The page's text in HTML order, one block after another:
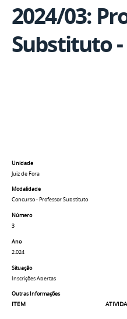
2024/03:
Substituto -
Unidade
Juiz de Fora
Modalidade
Concurso - Professor Substituto
Número
3
Ano
2.024
Situação
Inscrições Abertas
Outras Informações
ITEM